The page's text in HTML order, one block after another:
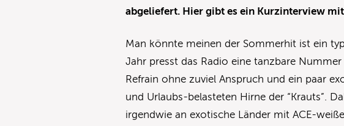
abgeliefert. Hier gibt es ein Kurzinterview mit
Man könnte meinen der Sommerhit ist ein
Jahr presst das Radio eine tanzbare
Refrain ohne zuviel Anspruch und ein paar
und Urlaubs-belasteten Hirne der “Krauts”.
irgendwie an exotische Länder mit ACE-